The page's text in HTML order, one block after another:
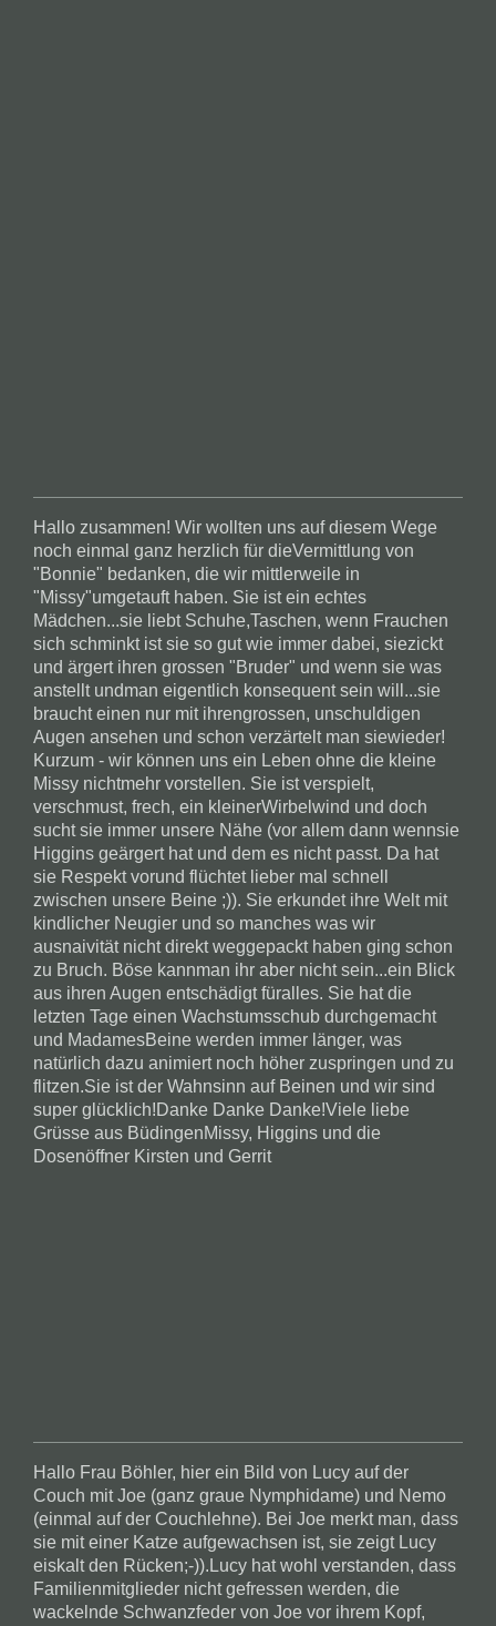
Hallo zusammen! Wir wollten uns auf diesem Wege
noch einmal ganz herzlich für dieVermittlung von
"Bonnie" bedanken, die wir mittlerweile in
"Missy"umgetauft haben. Sie ist ein echtes
Mädchen...sie liebt Schuhe,Taschen, wenn Frauchen
sich schminkt ist sie so gut wie immer dabei, siezickt
und ärgert ihren grossen "Bruder" und wenn sie was
anstellt undman eigentlich konsequent sein will...sie
braucht einen nur mit ihrengrossen, unschuldigen
Augen ansehen und schon verzärtelt man siewieder!
Kurzum - wir können uns ein Leben ohne die kleine
Missy nichtmehr vorstellen. Sie ist verspielt,
verschmust, frech, ein kleinerWirbelwind und doch
sucht sie immer unsere Nähe (vor allem dann wennsie
Higgins geärgert hat und dem es nicht passt. Da hat
sie Respekt vorund flüchtet lieber mal schnell
zwischen unsere Beine ;)). Sie erkundet ihre Welt mit
kindlicher Neugier und so manches was wir
ausnaivität nicht direkt weggepackt haben ging schon
zu Bruch. Böse kannman ihr aber nicht sein...ein Blick
aus ihren Augen entschädigt füralles. Sie hat die
letzten Tage einen Wachstumsschub durchgemacht
und MadamesBeine werden immer länger, was
natürlich dazu animiert noch höher zuspringen und zu
flitzen.Sie ist der Wahnsinn auf Beinen und wir sind
super glücklich!Danke Danke Danke!Viele liebe
Grüsse aus BüdingenMissy, Higgins und die
Dosenöffner Kirsten und Gerrit
Hallo Frau Böhler, hier ein Bild von Lucy auf der
Couch mit Joe (ganz graue Nymphidame) und Nemo
(einmal auf der Couchlehne). Bei Joe merkt man, dass
sie mit einer Katze aufgewachsen ist, sie zeigt Lucy
eiskalt den Rücken;-)).Lucy hat wohl verstanden, dass
Familienmitglieder nicht gefressen werden, die
wackelnde Schwanzfeder von Joe vor ihrem Kopf,